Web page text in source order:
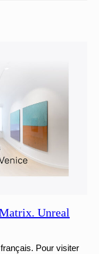
Unreal
Pour visiter